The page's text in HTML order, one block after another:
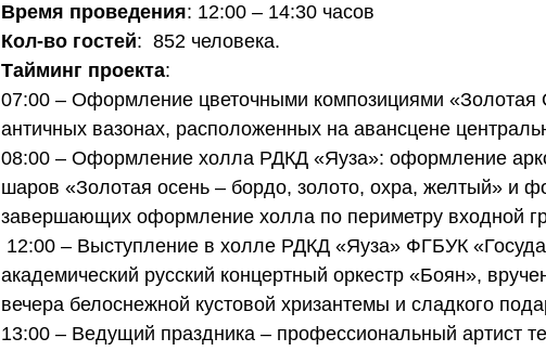
Время проведения: 12:00 – 14:30 часов
Кол-во гостей:  852 человека.
Тайминг проекта:
07:00 – Оформление цветочными композициями «Золотая
античных вазонах, расположенных на авансцене
08:00 – Оформление холла РДКД «Яуза»: оформление
шаров «Золотая осень – бордо, золото, охра, желтый» и
завершающих оформление холла по периметру входной
академический русский концертный оркестр «Боян»,
вечера белоснежной кустовой хризантемы и сладкого
13:00 – Ведущий праздника – профессиональный артист